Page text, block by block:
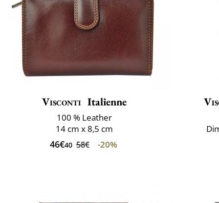
Visconti Italienne
100 % Leather
14 cm x 8,5 cm
46€40 58€ -20%